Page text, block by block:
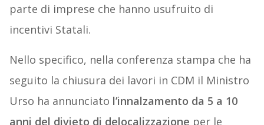
parte di imprese che hanno usufruito di
incentivi Statali.
Nello specifico, nella conferenza stampa che ha
seguito la chiusura dei lavori in CDM il Ministro
Urso ha annunciato l’innalzamento da 5 a 10
anni del divieto di delocalizzazione per le